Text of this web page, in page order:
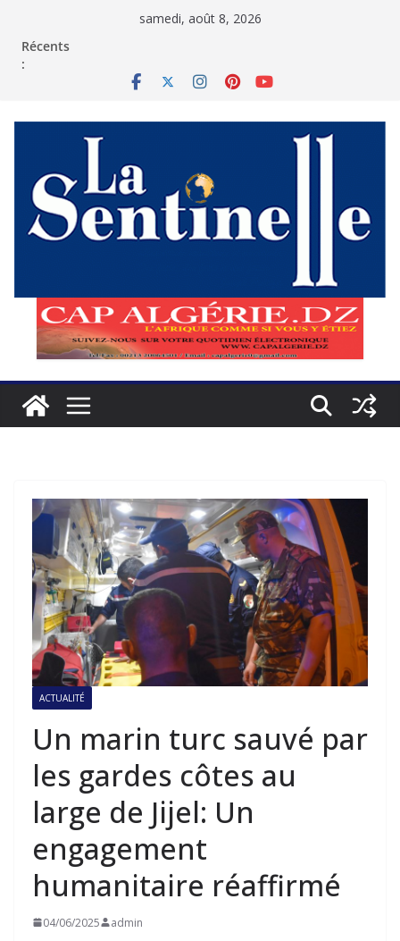
samedi, août 8, 2026
Récents
:
ACTUALITÉ
Un marin turc sauvé par
les gardes côtes au
large de Jijel: Un
engagement
humanitaire réaffirmé
04/06/2025 admin